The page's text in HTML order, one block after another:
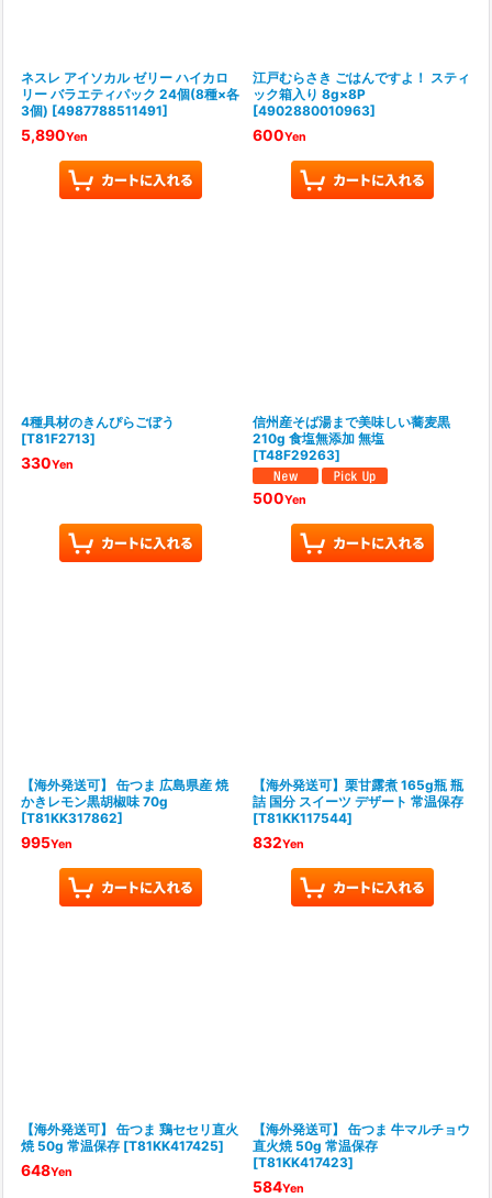
ネスレ アイソカル ゼリー ハイカロ
リー バラエティパック 24個(8種×各
3個) [4987788511491]
5,890Yen
江戸むらさき ごはんですよ！ スティ
ック箱入り 8g×8P
[4902880010963]
600Yen
4種具材のきんぴらごぼう
[T81F2713]
330Yen
信州産そば湯まで美味しい蕎麦黒
210g 食塩無添加 無塩
[T48F29263]
500Yen
【海外発送可】 缶つま 広島県産 焼
かきレモン黒胡椒味 70g
[T81KK317862]
995Yen
【海外発送可】栗甘露煮 165g瓶 瓶
詰 国分 スイーツ デザート 常温保存
[T81KK117544]
832Yen
【海外発送可】 缶つま 鶏セセリ直火
焼 50g 常温保存 [T81KK417425]
648Yen
【海外発送可】 缶つま 牛マルチョウ
直火焼 50g 常温保存
[T81KK417423]
584Yen